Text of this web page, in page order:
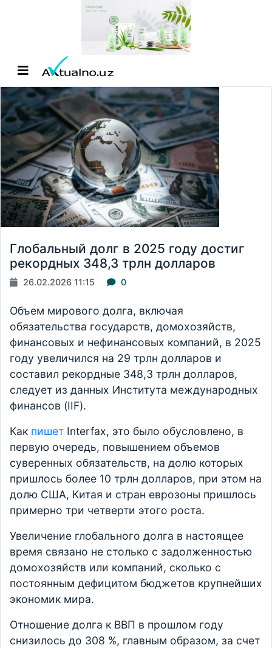
Глобальный долг в 2025 году достиг
рекордных 348,3 трлн долларов
26.02.2026 11:15 0
Объем мирового долга, включая
обязательства государств, домохозяйств,
финансовых и нефинансовых компаний, в 2025
году увеличился на 29 трлн долларов и
составил рекордные 348,3 трлн долларов,
следует из данных Института международных
финансов (IIF).
Как пишет Interfax, это было обусловлено, в
первую очередь, повышением объемов
суверенных обязательств, на долю которых
пришлось более 10 трлн долларов, при этом на
долю США, Китая и стран еврозоны пришлось
примерно три четверти этого роста.
Увеличение глобального долга в настоящее
время связано не столько с задолженностью
домохозяйств или компаний, сколько с
постоянным дефицитом бюджетов крупнейших
экономик мира.
Отношение долга к ВВП в прошлом году
снизилось до 308 %, главным образом, за счет